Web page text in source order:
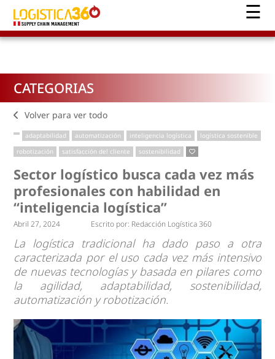
CATEGORIAS
Volver para ver todo
adaptabilidad automatización inteligencia logística
logística sostenible
robotización
satisfacción del cliente sostenibilidad
Sector logístico busca cada vez más
profesionales con habilidad en
“inteligencia logística”
Abril 27, 2024 Escrito por: Redacción Logística 360
La logística tradicional ha dado paso a otra
caracterizada por el uso cada vez más intensivo
de nuevas tecnologías y basada en pilares como
la agilidad, adaptabilidad, sostenibilidad,
automatización y robotización.